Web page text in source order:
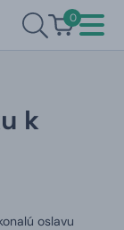
0
k
oslavu